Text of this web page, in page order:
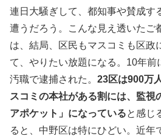
連日大騒ぎして、都知事や賛成す
遭うだろう。こんな見え透いたご
は、結局、区民もマスコミも区政
て、やりたい放題になる。10年前
汚職で逮捕された。 23区は900万
スコミの本社がある割には、監視
アポケット」になっていると感じ
ると、中野区は特にひどい。近年